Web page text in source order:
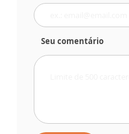
Seu comentário